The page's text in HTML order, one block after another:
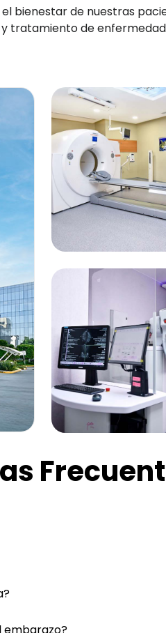
bienestar de nuestras
tratamiento de
embarazo?